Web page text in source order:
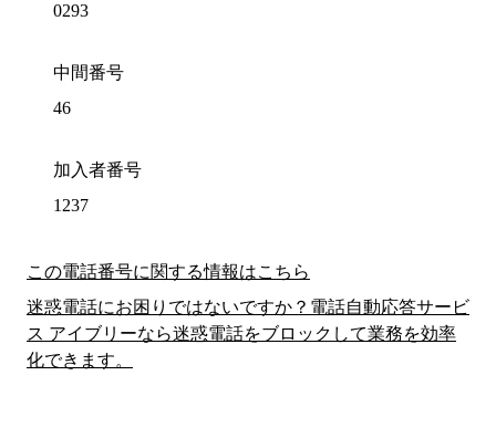
0293
中間番号
46
加入者番号
1237
この電話番号に関する情報はこちら
迷惑電話にお困りではないですか？電話自動応答サービ
ス アイブリーなら迷惑電話をブロックして業務を効率
化できます。